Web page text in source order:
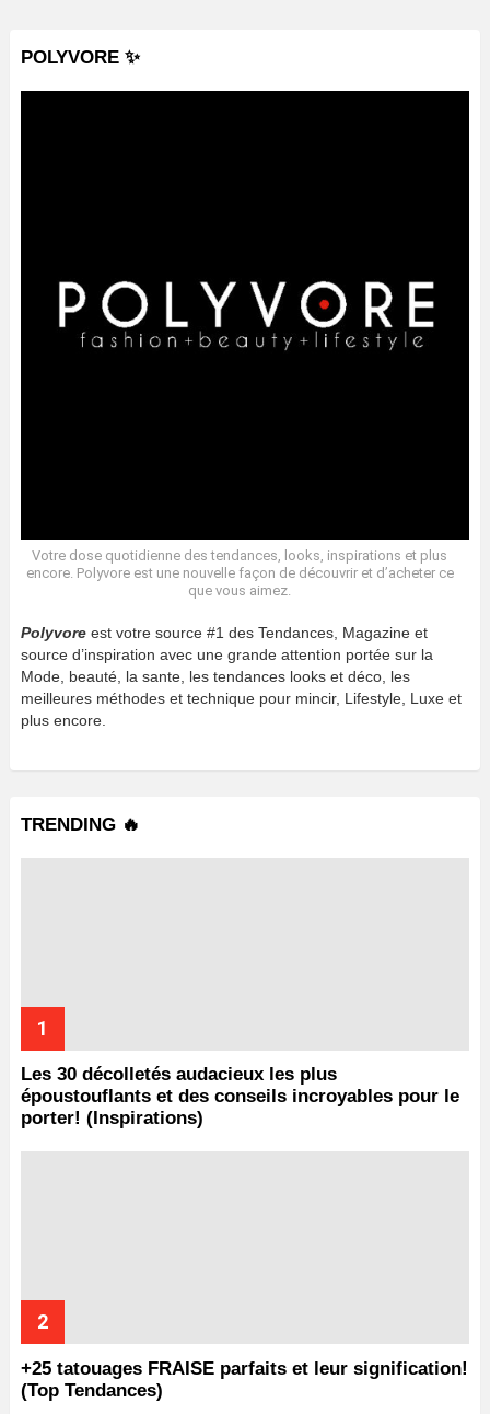
POLYVORE ✨
Votre dose quotidienne des tendances, looks, inspirations et plus
encore. Polyvore est une nouvelle façon de découvrir et d’acheter ce
que vous aimez.
Polyvore est votre source #1 des Tendances, Magazine et
source d’inspiration avec une grande attention portée sur la
Mode, beauté, la sante, les tendances looks et déco, les
meilleures méthodes et technique pour mincir, Lifestyle, Luxe et
plus encore.
TRENDING 🔥
Les 30 décolletés audacieux les plus
époustouflants et des conseils incroyables pour le
porter! (Inspirations)
+25 tatouages ​​FRAISE parfaits et leur signification!
(Top Tendances)